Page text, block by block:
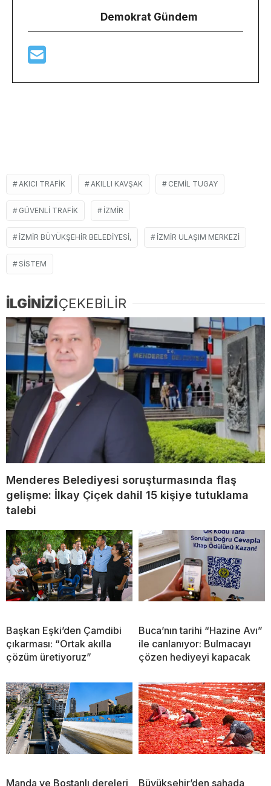
Demokrat Gündem
AKICI TRAFIK AKILLI KAVŞAK CEMIL TUGAY
GÜVENLI TRAFIK İZMIR
İZMIR BÜYÜKŞEHIR BELEDIYESI, IZMIR ULAŞIM MERKEZI
SISTEM
İLGİNİZİÇEKEBİLİR
Menderes Belediyesi soruşturmasında flaş
gelişme: İlkay Çiçek dahil 15 kişiye tutuklama
talebi
Başkan Eşki’den Çamdibi
çıkarması: “Ortak akılla
çözüm üretiyoruz”
Buca’nın tarihi “Hazine Avı”
ile canlanıyor: Bulmacayı
çözen hediyeyi kapacak
Manda ve Bostanlı dereleri
Büyükşehir’den sahada